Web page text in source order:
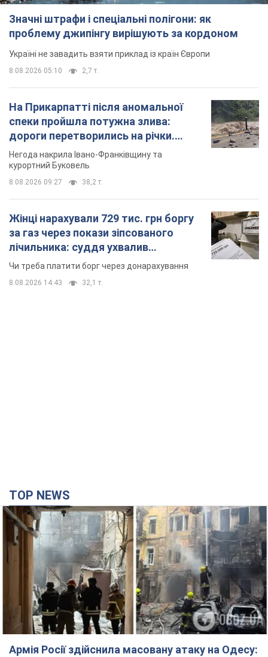
Значні штрафи і спеціальні полігони: як
проблему джипінгу вирішують за кордоном
Україні не завадить взяти приклад із країн Європи
8.08.2026 05:10 2,7 т.
На Прикарпатті після аномальної
спеки пройшла потужна злива:
дороги перетворились на річки.
Відео
Негода накрила Івано-Франківщину та
курортний Буковель
8.08.2026 09:27 38,2 т.
Жінці нарахували 729 тис. грн боргу
за газ через покази зіпсованого
лічильника: суддя ухвалив
неочікуване рішення
Чи треба платити борг через донарахування
8.08.2026 14:43 32,1 т.
TOP NEWS
Армія Росії здійснила масовану атаку на Одесу: